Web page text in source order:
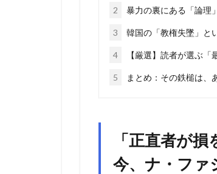
2 暴力の裏にある「論理
3 韓国の「教権失墜」と
4 【厳選】読者が選ぶ
5 まとめ：その鉄槌は、
「正直者が
今、ナ・ファ